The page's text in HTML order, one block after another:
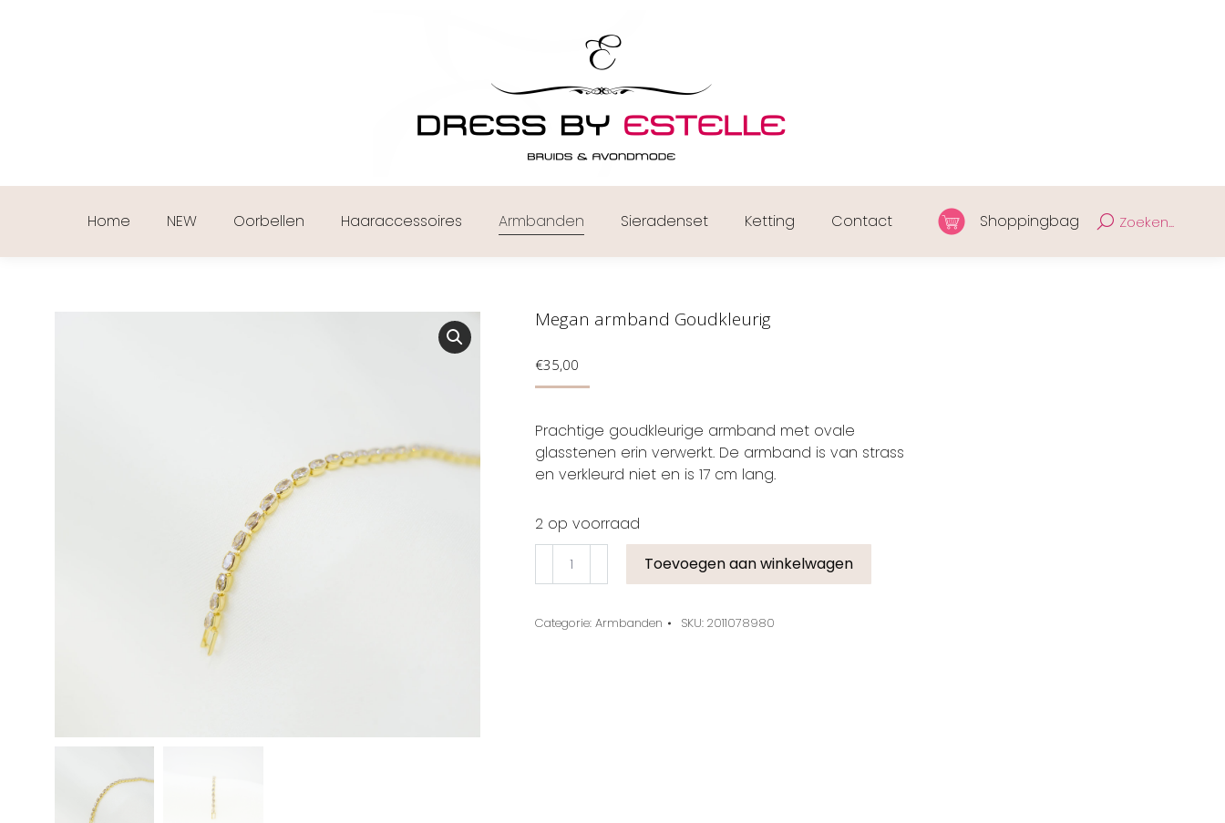
Home NEW Oorbellen Haaraccessoires Armbanden Sieradenset Ketting Contact Shoppingbag Zoeken...
Megan armband Goudkleurig
€35,00
Prachtige goudkleurige armband met ovale
glasstenen erin verwerkt. De armband is van strass
en verkleurd niet en is 17 cm lang.
2 op voorraad
Toevoegen aan winkelwagen
Categorie: Armbanden SKU: 2011078980